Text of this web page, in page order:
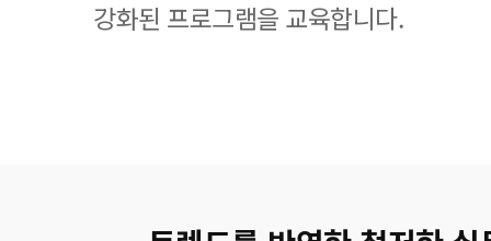
강화된 프로그램을 교육합니다.